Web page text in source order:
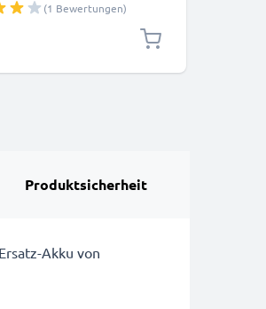
1m 1A PVC Datenkabel
(1 Bewertungen)
Produktsicherheit
Akku von